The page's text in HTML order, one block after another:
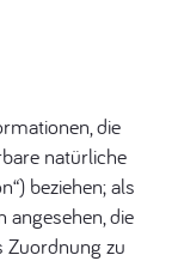
die
natürliche
beziehen; als
angesehen, die
Zuordnung zu